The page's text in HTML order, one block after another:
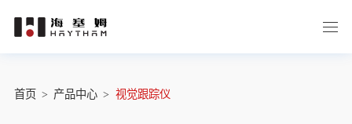
首页 > 产品中心 > 视觉跟踪仪